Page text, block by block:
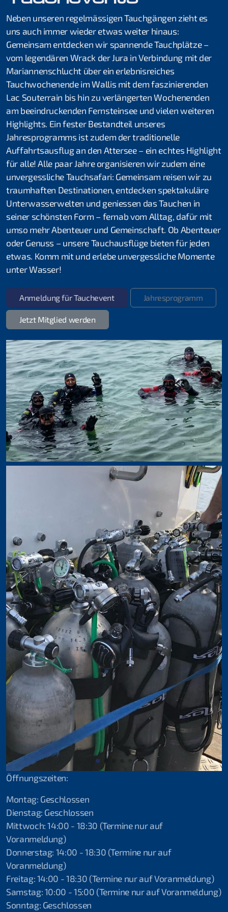
Neben unseren regelmässigen Tauchgängen zieht es
uns auch immer wieder etwas weiter hinaus:
Gemeinsam entdecken wir spannende Tauchplätze –
vom legendären Wrack der Jura in Verbindung mit der
Mariannenschlucht über ein erlebnisreiches
Tauchwochenende im Wallis mit dem faszinierenden
Lac Souterrain bis hin zu verlängerten Wochenenden
am beeindruckenden Fernsteinsee und vielen weiteren
Highlights. Ein fester Bestandteil unseres
Jahresprogramms ist zudem der traditionelle
Auffahrtsausflug an den Attersee – ein echtes Highlight
für alle! Alle paar Jahre organisieren wir zudem eine
unvergessliche Tauchsafari: Gemeinsam reisen wir zu
traumhaften Destinationen, entdecken spektakuläre
Unterwasserwelten und geniessen das Tauchen in
seiner schönsten Form – fernab vom Alltag, dafür mit
umso mehr Abenteuer und Gemeinschaft. Ob Abenteuer
oder Genuss – unsere Tauchausflüge bieten für jeden
etwas. Komm mit und erlebe unvergessliche Momente
unter Wasser!
Anmeldung für Tauchevent Jahresprogramm
Jetzt Mitglied werden
Öffnungszeiten:
Montag: Geschlossen
Dienstag: Geschlossen
Mittwoch: 14:00 - 18:30 (Termine nur auf
Voranmeldung)
Donnerstag: 14:00 - 18:30 (Termine nur auf
Voranmeldung)
Freitag: 14:00 - 18:30 (Termine nur auf Voranmeldung)
Samstag: 10:00 - 15:00 (Termine nur auf Voranmeldung)
Sonntag: Geschlossen
2017 Blausee
2017 Schnuppertauchen Hettingen
2016 Sea King Marco, Ägypten
2016 Besuch Rega